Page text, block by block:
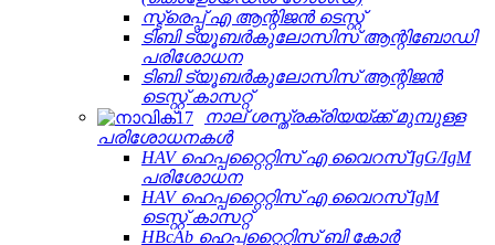
സ്ട്രെപ്പ് എ ആന്റിജൻ ടെസ്റ്റ്
ടിബി ട്യൂബർകുലോസിസ് ആന്റിബോഡി
പരിശോധന
ടിബി ട്യൂബർകുലോസിസ് ആന്റിജൻ
ടെസ്റ്റ് കാസറ്റ്
നാല് ശസ്ത്രക്രിയയ്ക്ക് മുമ്പുള്ള
പരിശോധനകൾ
HAV ഹെപ്പറ്റൈറ്റിസ് എ വൈറസ് IgG/IgM
പരിശോധന
HAV ഹെപ്പറ്റൈറ്റിസ് എ വൈറസ് IgM
ടെസ്റ്റ് കാസറ്റ്
HBcAb ഹെപ്പറ്റൈറ്റിസ് ബി കോർ